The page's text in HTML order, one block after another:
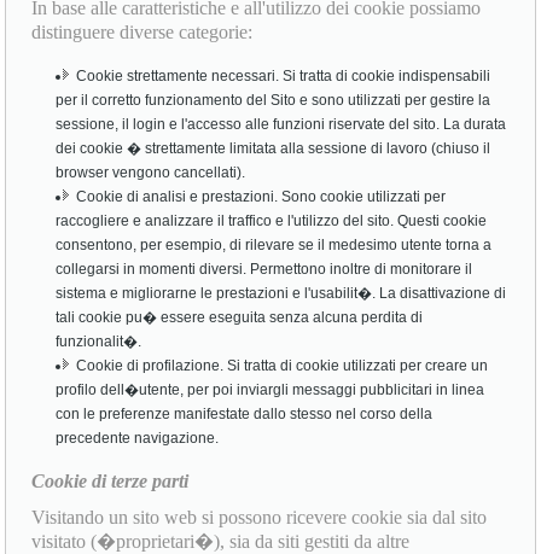
In base alle caratteristiche e all'utilizzo dei cookie possiamo
distinguere diverse categorie:
Cookie strettamente necessari. Si tratta di cookie indispensabili
per il corretto funzionamento del Sito e sono utilizzati per gestire la
sessione, il login e l'accesso alle funzioni riservate del sito. La durata
dei cookie � strettamente limitata alla sessione di lavoro (chiuso il
browser vengono cancellati).
Cookie di analisi e prestazioni. Sono cookie utilizzati per
raccogliere e analizzare il traffico e l'utilizzo del sito. Questi cookie
consentono, per esempio, di rilevare se il medesimo utente torna a
collegarsi in momenti diversi. Permettono inoltre di monitorare il
sistema e migliorarne le prestazioni e l'usabilit�. La disattivazione di
tali cookie pu� essere eseguita senza alcuna perdita di
funzionalit�.
Cookie di profilazione. Si tratta di cookie utilizzati per creare un
profilo dell�utente, per poi inviargli messaggi pubblicitari in linea
con le preferenze manifestate dallo stesso nel corso della
precedente navigazione.
Cookie di terze parti
Visitando un sito web si possono ricevere cookie sia dal sito
visitato (�proprietari�), sia da siti gestiti da altre